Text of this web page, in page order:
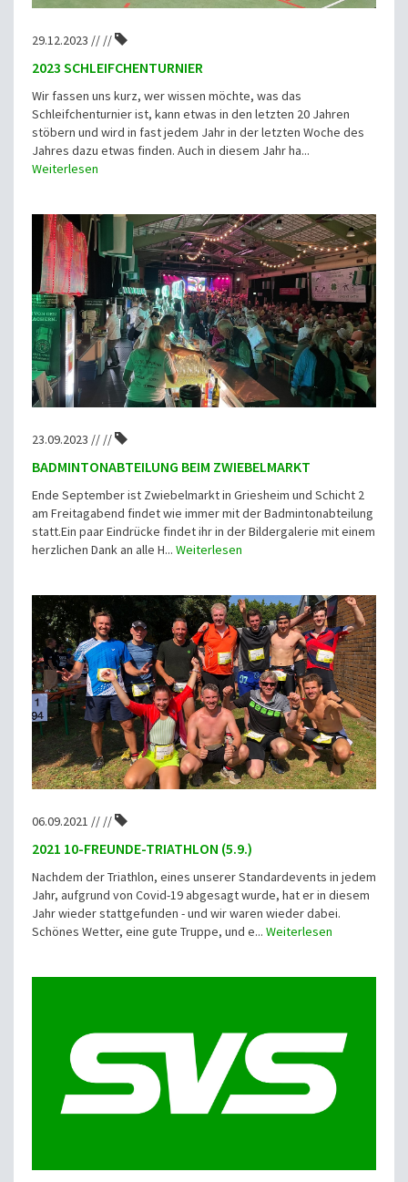
29.12.2023 // //
2023 SCHLEIFCHENTURNIER
Wir fassen uns kurz, wer wissen möchte, was das
Schleifchenturnier ist, kann etwas in den letzten 20 Jahren
stöbern und wird in fast jedem Jahr in der letzten Woche des
Jahres dazu etwas finden. Auch in diesem Jahr ha...
Weiterlesen
23.09.2023 // //
BADMINTONABTEILUNG BEIM ZWIEBELMARKT
Ende September ist Zwiebelmarkt in Griesheim und Schicht 2
am Freitagabend findet wie immer mit der Badmintonabteilung
statt.Ein paar Eindrücke findet ihr in der Bildergalerie mit einem
herzlichen Dank an alle H... Weiterlesen
06.09.2021 // //
2021 10-FREUNDE-TRIATHLON (5.9.)
Nachdem der Triathlon, eines unserer Standardevents in jedem
Jahr, aufgrund von Covid-19 abgesagt wurde, hat er in diesem
Jahr wieder stattgefunden - und wir waren wieder dabei.
Schönes Wetter, eine gute Truppe, und e... Weiterlesen